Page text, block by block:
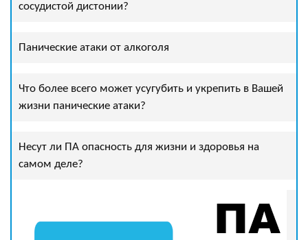
сосудистой дистонии?
Панические атаки от алкоголя
Что более всего может усугубить и укрепить в Вашей
жизни панические атаки?
Несут ли ПА опасность для жизни и здоровья на
самом деле?